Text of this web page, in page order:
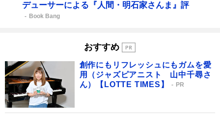
デューサーによる『人間・明石家さんま』評
Book Bang
おすすめ
創作にもリフレッシュにもガムを愛
用（ジャズピアニスト 山中千尋さ
ん）【LOTTE TIMES】
PR